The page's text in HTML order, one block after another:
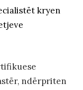
kryen
ndërpriten